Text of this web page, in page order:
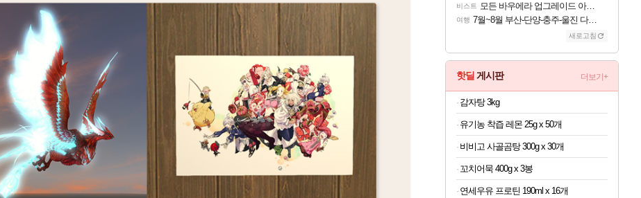
비스트 모든 바우에라 업그레이드 아이템 획득 위치 공략 (89개)
여행 7월~8월 부산-단양-충주-울진 다녀왔어요~
새로고침
핫딜 게시판 더보기+
감자탕 3kg
유기농 착즙 레몬 25g x 50개
비비고 사골곰탕 300g x 30개
꼬치어묵 400g x 3봉
연세우유 프로틴 190ml x 16개